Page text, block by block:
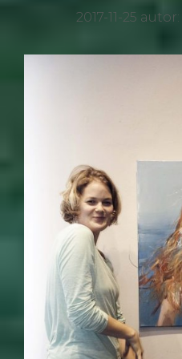
2017-11-25 autor: